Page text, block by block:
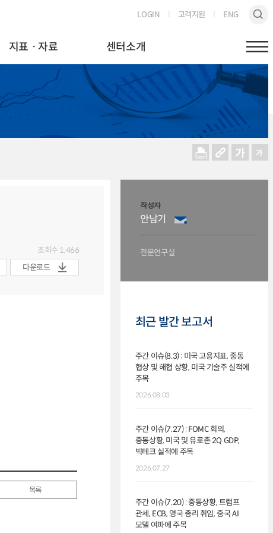
LOGIN 고객지원 ENG
지표ㆍ자료 센터소개
조회수 1,466
다운로드
목록
작성자
안남기
전문연구실
최근 발간 보고서
주간 이슈(8.3) : 미국 고용지표, 중동
협상 및 해협 상황, 미국 기술주 실적에
주목
2026.08.03
주간 이슈(7.27) : FOMC 회의,
중동상황, 미국 및 유로존 2Q GDP,
빅테크 실적에 주목
2026.07.27
주간 이슈(7.20) : 중동상황, 트럼프
관세, ECB, 영국 총리 취임, 중국 AI
모델 여파에 주목